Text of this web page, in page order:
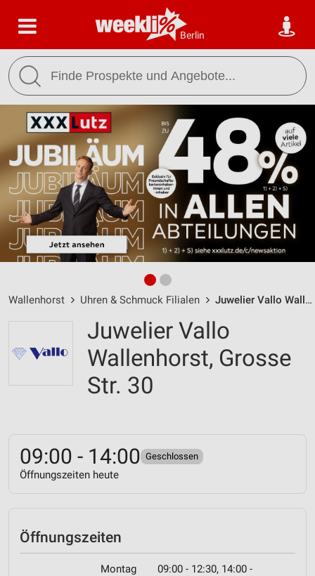
Berlin
Wallenhorst Uhren & Schmuck Filialen Juwelier Vallo Wallenhorst / Grosse Str. 30 - Öffnungszeiten & Adresse
Juwelier Vallo
Wallenhorst, Grosse
Str. 30
09:00 - 14:00 Geschlossen
Öffnungszeiten heute
Öffnungszeiten
Montag
09:00 - 12:30, 14:00 -